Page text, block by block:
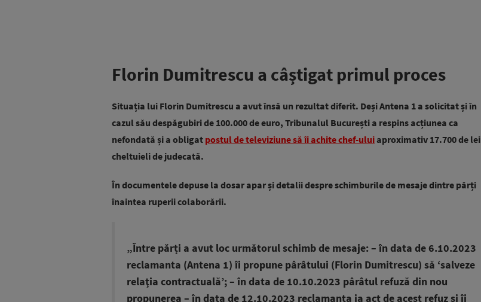
Florin Dumitrescu a câștigat primul proces
Situația lui Florin Dumitrescu a avut însă un rezultat diferit. Deși Antena 1 a solicitat și în
cazul său despăgubiri de 100.000 de euro, Tribunalul București a respins acțiunea ca
nefondată și a obligat postul de televiziune să îi achite chef-ului aproximativ 17.700 de lei
cheltuieli de judecată.
În documentele depuse la dosar apar și detalii despre schimburile de mesaje dintre părți
înaintea ruperii colaborării.
„Între părți a avut loc următorul schimb de mesaje: – în data de 6.10.2023
reclamanta (Antena 1) îi propune pârâtului (Florin Dumitrescu) să ‘salveze
relaţia contractuală’; – în data de 10.10.2023 pârâtul refuză din nou
propunerea – în data de 12.10.2023 reclamanta ia act de acest refuz și îi